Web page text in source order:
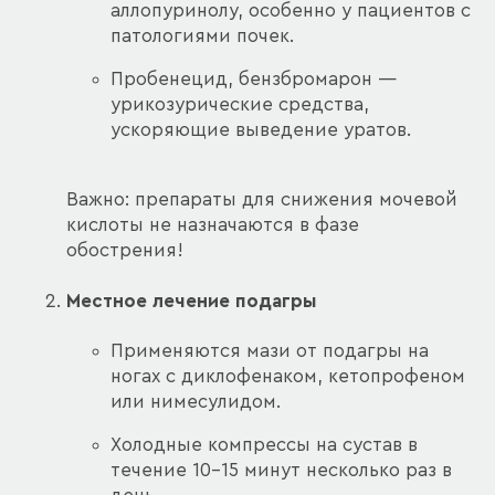
аллопуринолу, особенно у пациентов с
патологиями почек.
Пробенецид, бензбромарон —
урикозурические средства,
ускоряющие выведение уратов.
Важно: препараты для снижения мочевой
кислоты не назначаются в фазе
обострения!
Местное лечение подагры
Применяются мази от подагры на
ногах с диклофенаком, кетопрофеном
или нимесулидом.
Холодные компрессы на сустав в
течение 10–15 минут несколько раз в